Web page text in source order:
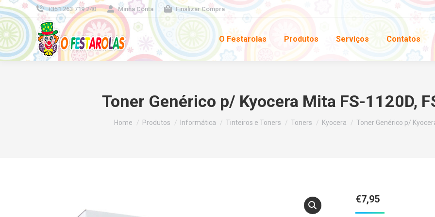
+351 263 719 240 Minha Conta Finalizar Compra
O Festarolas Produtos Serviços Contatos
Toner Genérico p/ Kyocera Mita FS-1120D,
You are here:
Home Produtos Informática Tinteiros e Toners Toners Kyocera Toner Genérico p/
€7,95